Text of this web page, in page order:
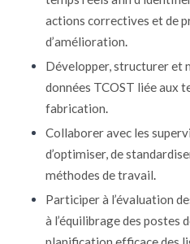
actions correctives et de
d’amélioration.
Développer, structurer et
données TCOST liée aux
fabrication.
Collaborer avec les
d’optimiser, de
méthodes de travail.
Participer à l’évaluation
à l’équilibrage des postes